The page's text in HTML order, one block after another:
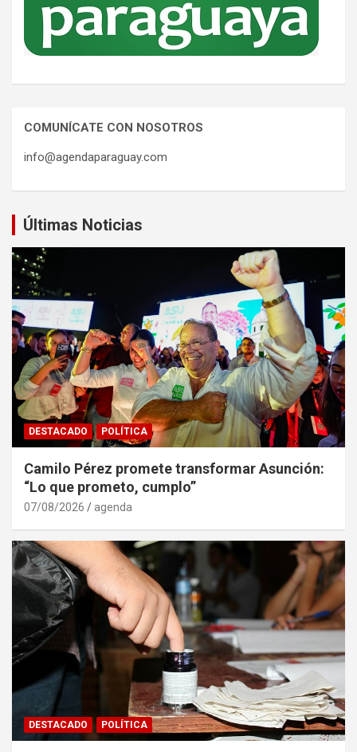
COMUNÍCATE CON NOSOTROS
info@agendaparaguay.com
Últimas Noticias
DESTACADO POLÍTICA
Camilo Pérez promete transformar Asunción:
“Lo que prometo, cumplo”
07/08/2026 agenda
DESTACADO POLÍTICA